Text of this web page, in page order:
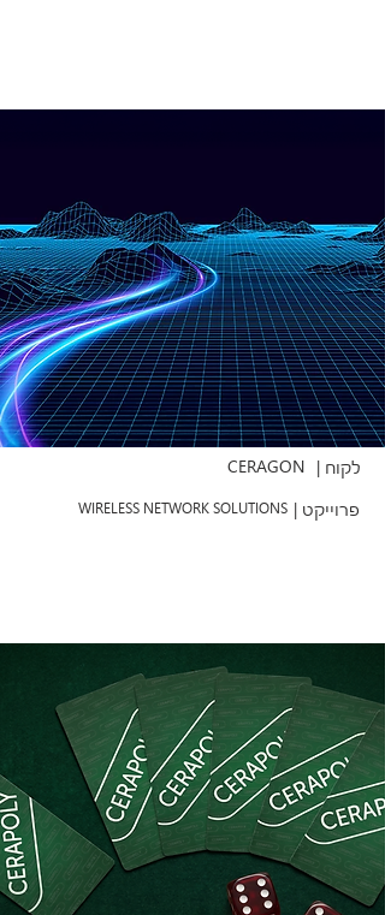
CERAGON לקוח |
WIRELESS NETWORK SOLUTIONS פרוייקט |